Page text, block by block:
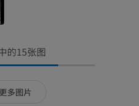
的15张图
多图片